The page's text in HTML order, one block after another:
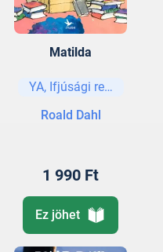
Matilda
YA, Ifjúsági regények és
Roald Dahl
1 990 Ft
Ez jöhet